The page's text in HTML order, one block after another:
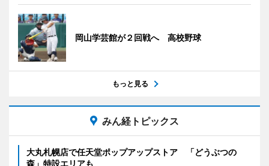
岡山学芸館が２回戦へ 高校野球
もっと見る
みん経トピックス
大丸札幌店で任天堂ポップアップストア 「どうぶつの
森」特設エリアも